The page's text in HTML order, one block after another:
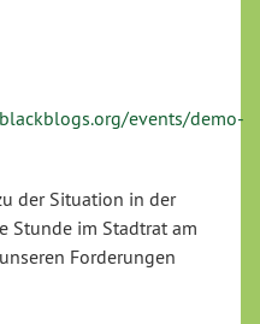
events/demo-
der Situation in der
Stunde im Stadtrat am
Forderungen